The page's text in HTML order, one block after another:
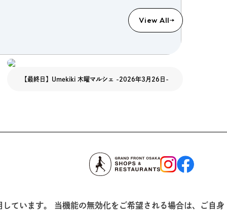
View All
【最終日】Umekiki 木曜マルシェ -2026年3月26日-
ています。 当機能の無効化をご希望される場合は、ご自身